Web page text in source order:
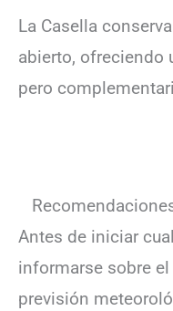
La Casella
abierto, ofreciendo
pero
Antes de iniciar
informarse sobre
previsión